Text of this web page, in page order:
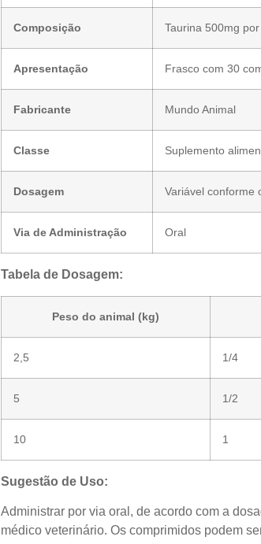
Composição Taurina 500mg
Apresentação Frasco com 30
Fabricante Mundo Animal
Classe Suplemento
Dosagem Variável conforme
Via de Administração Oral
Tabela de Dosagem:
Peso do animal (kg)
2,5 1/4
5 1/2
10 1
Sugestão de Uso:
Administrar por via oral, de acordo com a
médico veterinário. Os comprimidos podem